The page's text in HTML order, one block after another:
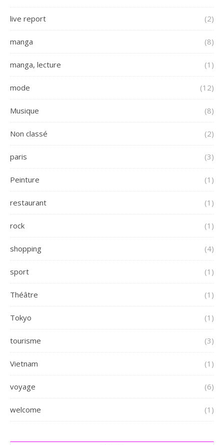
live report (2)
manga (8)
manga, lecture (1)
mode (12)
Musique (8)
Non classé (2)
paris (3)
Peinture (1)
restaurant (1)
rock (1)
shopping (4)
sport (1)
Théâtre (1)
Tokyo (1)
tourisme (3)
Vietnam (1)
voyage (6)
welcome (1)